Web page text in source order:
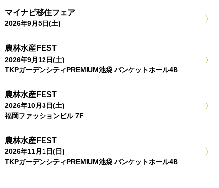
マイナビ移住フェア
2026年9月5日(土)
農林水産FEST
2026年9月12日(土)
TKPガーデンシティPREMIUM池袋 バンケットホール4B
農林水産FEST
2026年10月3日(土)
福岡ファッションビル 7F
農林水産FEST
2026年11月1日(日)
TKPガーデンシティPREMIUM池袋 バンケットホール4B